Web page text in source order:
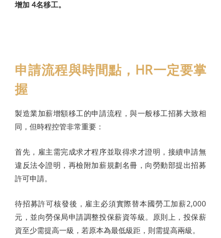
增加 4名移工。
申請流程與時間點，HR一定要掌
握
製造業加薪增額移工的申請流程，與一般移工招募大致相
同，但時程控管非常重要：
首先，雇主需完成求才程序並取得求才證明，接續申請無
違反法令證明，再檢附加薪規劃名冊，向勞動部提出招募
許可申請。
待招募許可核發後，雇主必須實際替本國勞工加薪2,000
元，並向勞保局申請調整投保薪資等級。原則上，投保薪
資至少需提高一級，若原本為最低級距，則需提高兩級。